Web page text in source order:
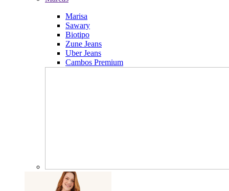
Marisa
Sawary
Biotipo
Zune Jeans
Uber Jeans
Cambos Premium